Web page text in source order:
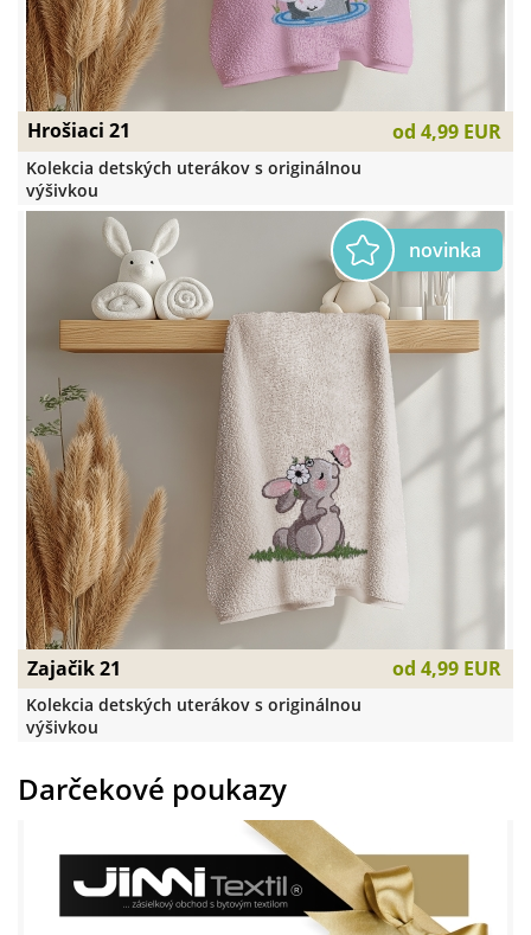
Hrošiaci 21 od 4,99 EUR
Kolekcia detských uterákov s originálnou
výšivkou
Zajačik 21 od 4,99 EUR
Kolekcia detských uterákov s originálnou
výšivkou
Darčekové poukazy